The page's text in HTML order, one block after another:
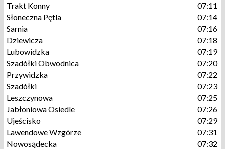
Trakt Konny
07:11
Słoneczna Pętla
07:14
Sarnia
07:16
Dziewicza
07:18
Lubowidzka
07:19
Szadółki Obwodnica
07:20
Przywidzka
07:22
Szadółki
07:23
Leszczynowa
07:25
Jabłoniowa Osiedle
07:26
Ujeścisko
07:29
Lawendowe Wzgórze
07:31
Nowosądecka
07:32